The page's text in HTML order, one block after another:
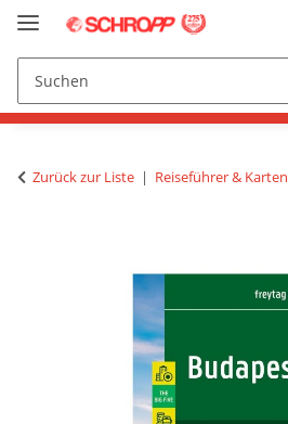
Zurück zur Liste Reiseführer & Karten